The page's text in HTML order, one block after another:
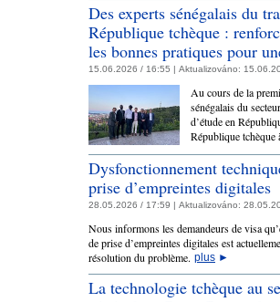
Des experts sénégalais du
République tchèque :
les bonnes pratiques pour
15.06.2026 / 16:55 | Aktualizováno:
Au cours de la
sénégalais du
d’étude en
République
Dysfonctionnement
prise d’empreintes digitales
28.05.2026 / 17:59 | Aktualizováno:
Nous informons les demandeurs de visa
de prise d’empreintes digitales est
résolution du problème. plus ►
La technologie tchèque au